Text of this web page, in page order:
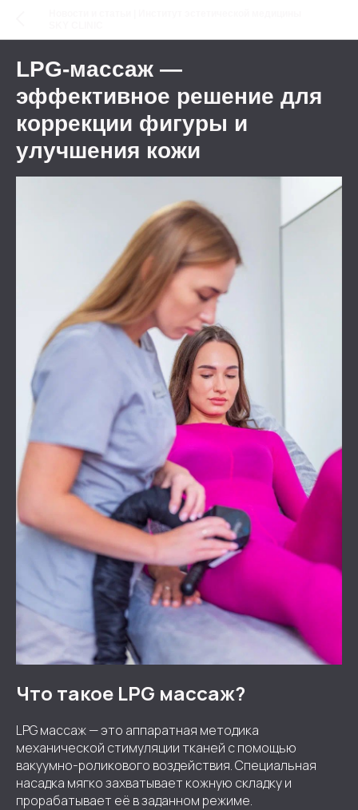
LPG-массаж —
эффективное решение для
коррекции фигуры и
улучшения кожи
Что такое LPG массаж?
LPG массаж — это аппаратная методика
механической стимуляции тканей с помощью
вакуумно-роликового воздействия. Специальная
насадка мягко захватывает кожную складку и
прорабатывает её в заданном режиме.